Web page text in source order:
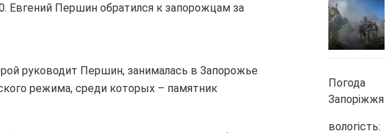
Евгений Першин обратился к запорожцам за
руководит Першин, занималась в Запорожье
режима, среди которых – памятник
Погода
Запоріжжя
вологість: